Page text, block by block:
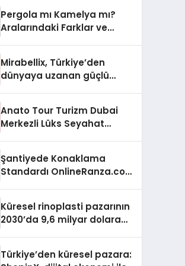
Pergola mı Kamelya mı?
Aralarındaki Farklar ve
Mirabellix, Türkiye’den
dünyaya uzanan güçlü
Anato Tour Turizm Dubai
Merkezli Lüks Seyahat
Şantiyede Konaklama
Standardı OnlineRanza.com
Küresel rinoplasti pazarının
2030’da 9,6 milyar dolara
Türkiye’den küresel pazara: